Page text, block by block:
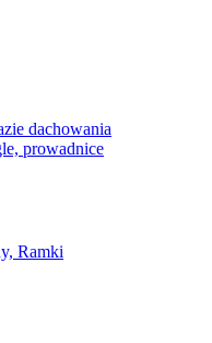
dachowania
prowadnice
Ramki